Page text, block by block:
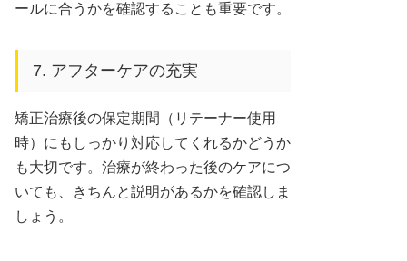
ールに合うかを確認することも重要です。
7. アフターケアの充実
矯正治療後の保定期間（リテーナー使用
時）にもしっかり対応してくれるかどうか
も大切です。治療が終わった後のケアにつ
いても、きちんと説明があるかを確認しま
しょう。